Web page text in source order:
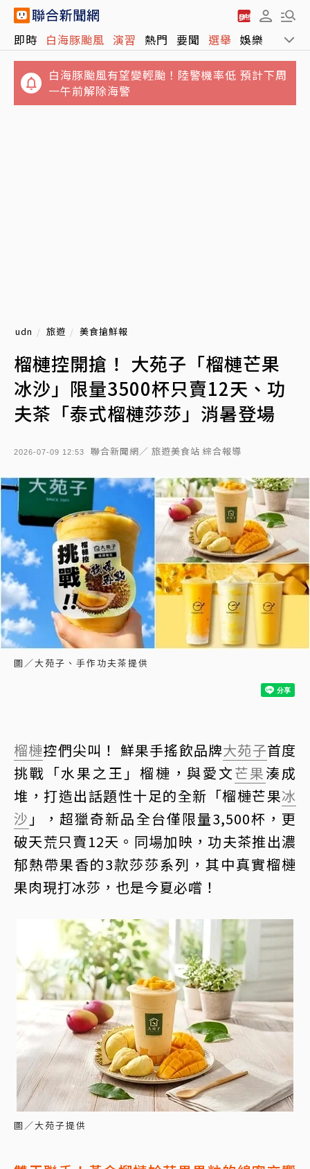
即時 白海豚颱風 演習 熱門 要聞 選舉 娛樂 運動
白海豚颱風有望變輕颱！陸警機率低 預計下周
一午前解除海警
udn 旅遊 美食搶鮮報
榴槤控開搶！ 大苑子「榴槤芒果
冰沙」限量3500杯只賣12天、功
夫茶「泰式榴槤莎莎」消暑登場
2026-07-09 12:53 聯合新聞網／ 旅遊美食站 綜合報導
圖／大苑子、手作功夫茶提供
榴槤控們尖叫！ 鮮果手搖飲品牌大苑子首度
挑戰「水果之王」榴槤，與愛文芒果湊成
堆，打造出話題性十足的全新「榴槤芒果冰
沙 」，超獵奇新品全台僅限量3,500杯，更
破天荒只賣12天。同場加映，功夫茶推出濃
郁熱帶果香的3款莎莎系列，其中真實榴槤
果肉現打冰莎，也是今夏必嚐！
圖／大苑子提供